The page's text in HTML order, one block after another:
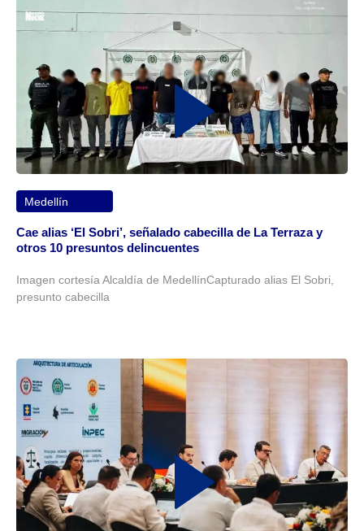
Medellín
Cae alias ‘El Sobri’, señalado cabecilla de La Terraza y
otros 10 presuntos delincuentes
Imagen cortesía Alcaldía de MedellínCapturado alias El Sobri,
presunto cabecilla